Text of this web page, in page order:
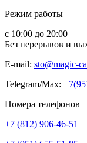
Режим работы
с 10:00 до 20:00
Без перерывов и
E-mail: sto@magic-
Telegram/Max:
Номера телефонов
+7 (812) 906-46-51